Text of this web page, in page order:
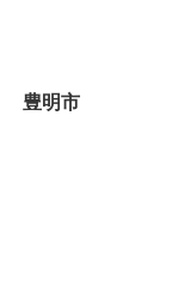
豊明市